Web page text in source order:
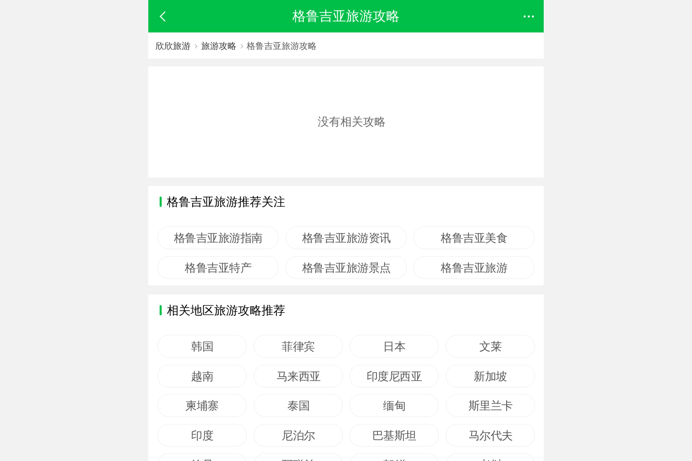
格鲁吉亚旅游攻略
欣欣旅游 旅游攻略 格鲁吉亚旅游攻略
没有相关攻略
格鲁吉亚旅游推荐关注
格鲁吉亚旅游指南 格鲁吉亚旅游资讯 格鲁吉亚美食
格鲁吉亚特产 格鲁吉亚旅游景点 格鲁吉亚旅游
相关地区旅游攻略推荐
韩国 菲律宾 日本 文莱
越南 马来西亚 印度尼西亚 新加坡
柬埔寨 泰国 缅甸 斯里兰卡
印度 尼泊尔 巴基斯坦 马尔代夫